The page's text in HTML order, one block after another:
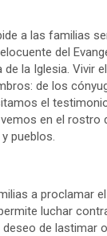
a las familias
del
la Iglesia. Vivir
de los
el
en el
pueblos.
a proclamar
luchar
de lastimar